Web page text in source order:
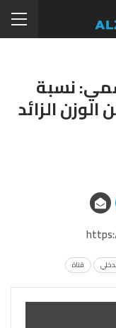
نسبة
الزائد
قناة